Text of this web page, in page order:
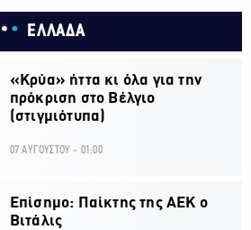
ΕΛΛΑΔΑ
«Κρύα» ήττα κι όλα για την
πρόκριση στο Βέλγιο
(στιγμιότυπα)
07 ΑΥΓΟΥΣΤΟΥ - 01:00
Επίσημο: Παίκτης της ΑΕΚ ο
Βιτάλις